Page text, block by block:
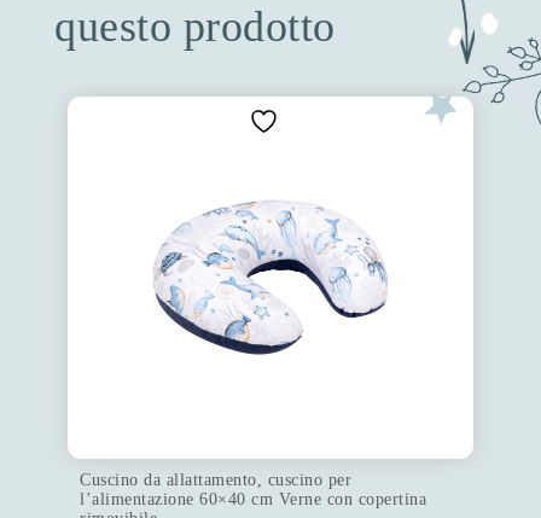
questo prodotto
Cuscino da allattamento, cuscino per
l’alimentazione 60×40 cm Verne con copertina